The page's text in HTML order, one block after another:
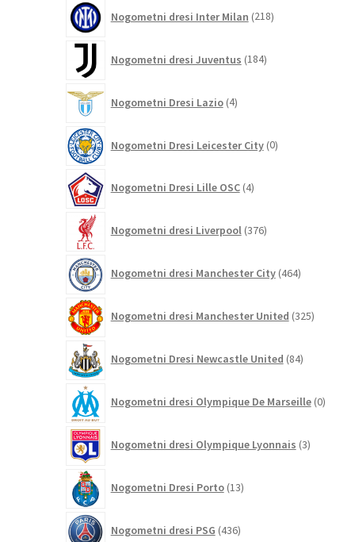
Nogometni dresi Inter Milan 218izdelkov
Nogometni dresi Juventus 184izdelkov
Nogometni Dresi Lazio 4izdelki
Nogometni Dresi Leicester City 0izdelkov
Nogometni Dresi Lille OSC 4izdelki
Nogometni dresi Liverpool 376izdelkov
Nogometni dresi Manchester City 464izdelkov
Nogometni dresi Manchester United 325izdelkov
Nogometni Dresi Newcastle United 84izdelkov
Nogometni dresi Olympique De Marseille 0
Nogometni dresi Olympique Lyonnais 3izdelki
Nogometni Dresi Porto 13izdelkov
Nogometni dresi PSG 436izdelkov